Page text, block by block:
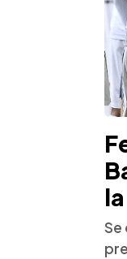
Se